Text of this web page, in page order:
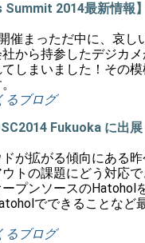
Summit 2014最新情報
催まっただ中に、哀し
から持参したデジカメ
しまいました！その
るブログ
Fukuoka に出
が拡がる傾向にある
トの課題にどう対応
プンソースのHatohol
でできることなど
るブログ